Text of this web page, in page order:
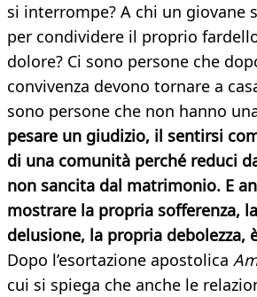
si interrompe? A chi un giovane
per condividere il proprio
dolore? Ci sono persone che
convivenza devono tornare a
sono persone che non hanno
pesare un giudizio, il sentirsi
di una comunità perché reduci
non sancita dal matrimonio. E
mostrare la propria sofferenza,
delusione, la propria debolezza,
Dopo l’esortazione apostolica
cui si spiega che anche le